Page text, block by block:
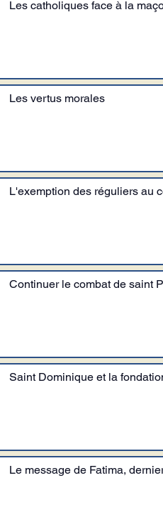
Les catholiques face à la
Les vertus morales
L'exemption des réguliers au
Continuer le combat de saint
Saint Dominique et la
Le message de Fatima,